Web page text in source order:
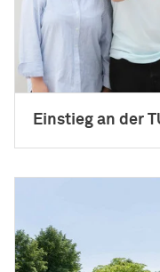
Einstieg an der